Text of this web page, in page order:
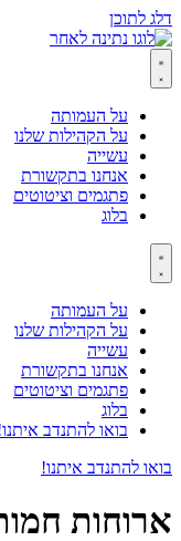
דלג לתוכן
על העמותה
על הקהילות שלנו
עשייה
אנחנו בתקשורת
פתגמים וציטוטים
בלוג
על העמותה
על הקהילות שלנו
עשייה
אנחנו בתקשורת
פתגמים וציטוטים
בלוג
בואו להתנדב
בואו להתנדב איתנו!
ארוחות